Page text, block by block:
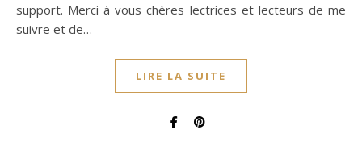
support. Merci à vous chères lectrices et lecteurs de me
suivre et de…
LIRE LA SUITE